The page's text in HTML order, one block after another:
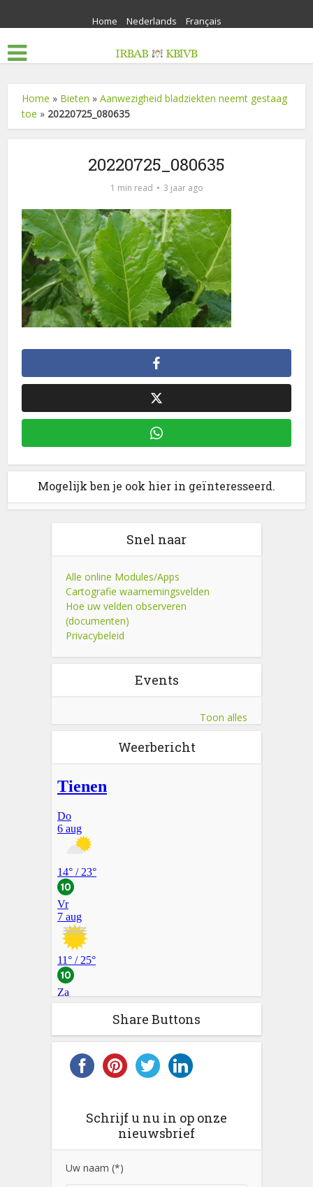
Home Nederlands Français
Home » Bieten »Aanwezigheid bladziekten neemt gestaag
toe » 20220725_080635
20220725_080635
1 min read 3 jaar ago
Mogelijk ben je ook hier in geïnteresseerd.
Snel naar
Alle online Modules/Apps
Cartografie waarnemingsvelden
Hoe uw velden observeren
(documenten)
Privacybeleid
Events
Toon alles
Weerbericht
Share Buttons
Schrijf u nu in op onze
nieuwsbrief
Uw naam (*)